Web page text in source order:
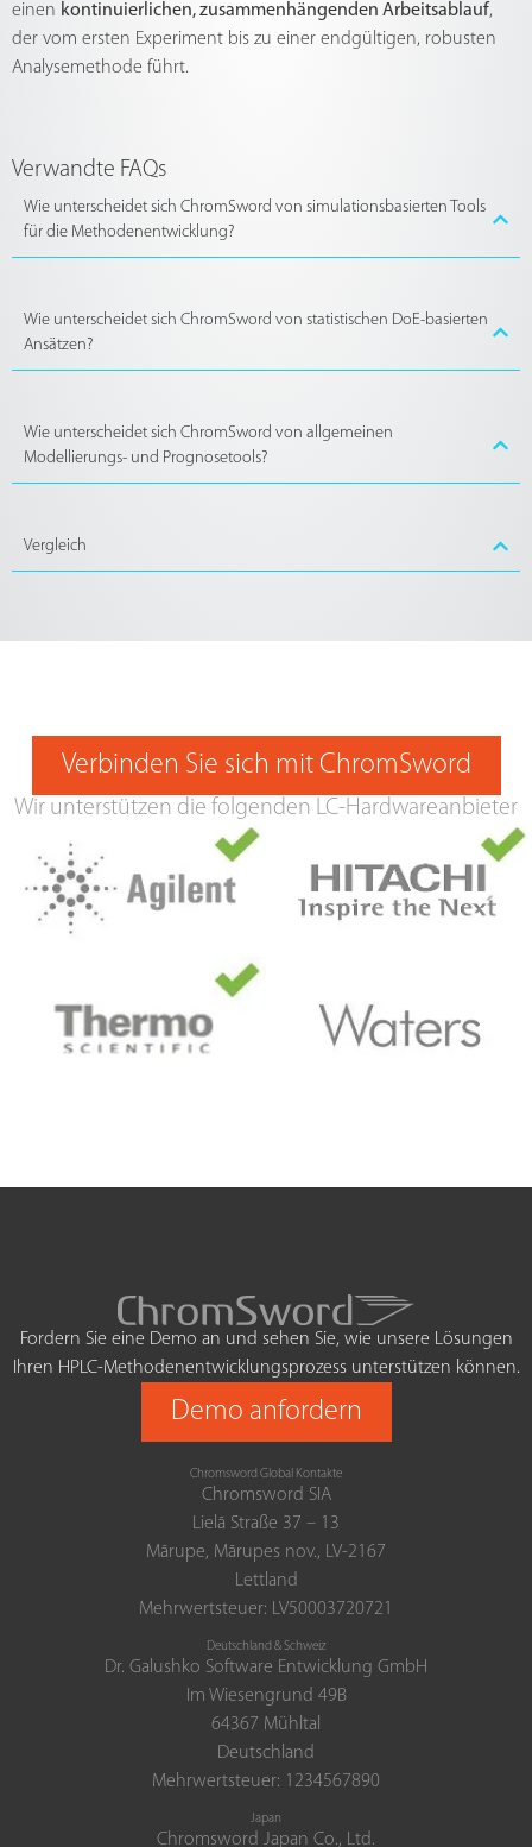
einen kontinuierlichen, zusammenhängenden Arbeitsablauf,
der vom ersten Experiment bis zu einer endgültigen, robusten
Analysemethode führt.
Verwandte FAQs
Wie unterscheidet sich ChromSword von simulationsbasierten Tools
für die Methodenentwicklung?
Wie unterscheidet sich ChromSword von statistischen DoE-basierten
Ansätzen?
Wie unterscheidet sich ChromSword von allgemeinen
Modellierungs- und Prognosetools?
Vergleich
Verbinden Sie sich mit ChromSword
Wir unterstützen die folgenden LC-Hardwareanbieter
Fordern Sie eine Demo an und sehen Sie, wie unsere Lösungen
Ihren HPLC-Methodenentwicklungsprozess unterstützen können.
Demo anfordern
Chromsword Global Kontakte
Chromsword SIA
Lielā Straße 37 – 13
Mārupe, Mārupes nov., LV-2167
Lettland
Mehrwertsteuer: LV50003720721
Deutschland & Schweiz
Dr. Galushko Software Entwicklung GmbH
Im Wiesengrund 49B
64367 Mühltal
Deutschland
Mehrwertsteuer: 1234567890
Japan
Chromsword Japan Co., Ltd.